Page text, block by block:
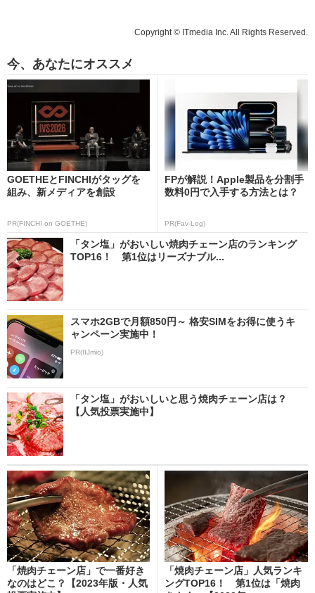
Copyright © ITmedia Inc. All Rights Reserved.
今、あなたにオススメ
GOETHEとFINCHIがタッグを
組み、新メディアを創設
PR(FINCHI on GOETHE)
FPが解説！Apple製品を分割手
数料0円で入手する方法とは？
PR(Fav-Log)
「タン塩」がおいしい焼肉チェーン店のランキング
TOP16！ 第1位はリーズナブル...
スマホ2GBで月額850円～ 格安SIMをお得に使うキ
ャンペーン実施中！
PR(IIJmio)
「タン塩」がおいしいと思う焼肉チェーン店は？
【人気投票実施中】
「焼肉チェーン店」で一番好き
なのはどこ？【2023年版・人気
「焼肉チェーン店」人気ランキ
ングTOP16！ 第1位は「焼肉